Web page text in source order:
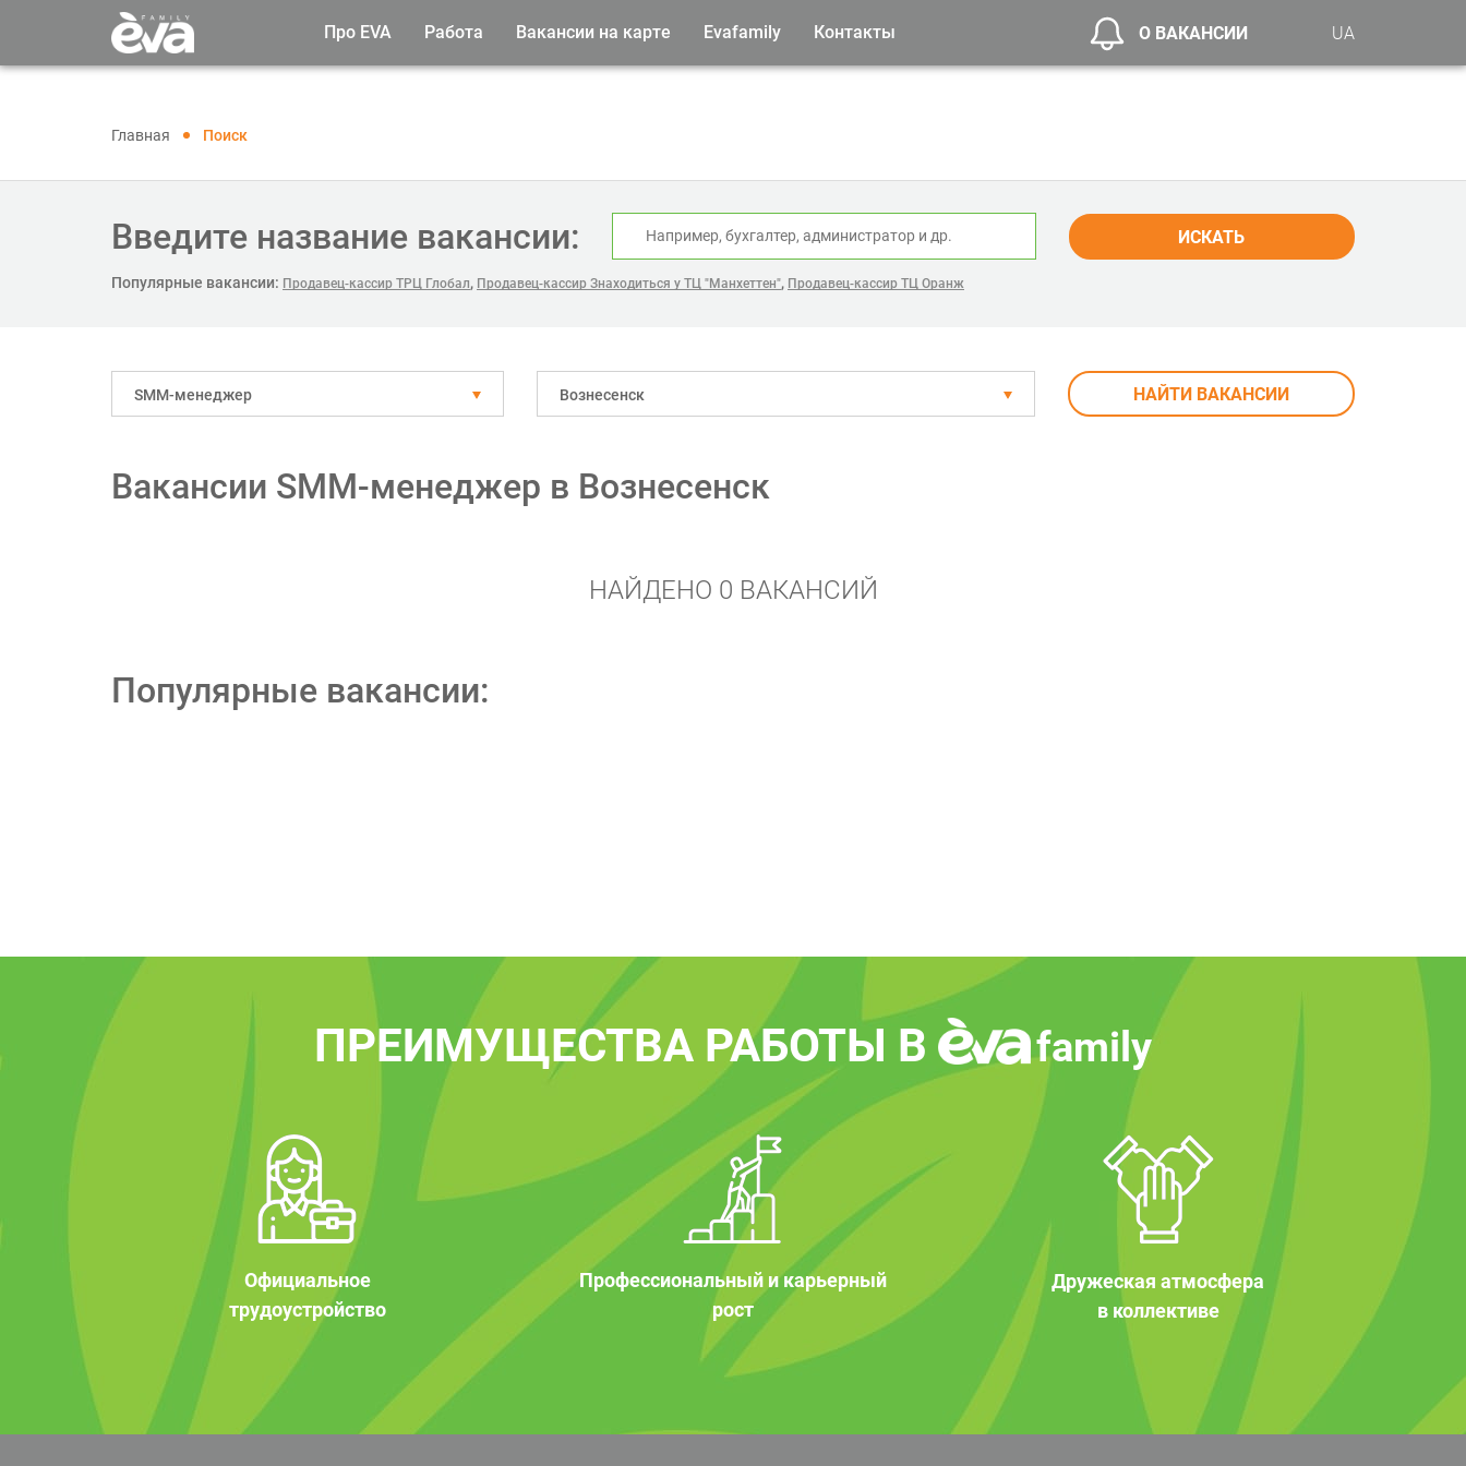
Про EVA Работа Вакансии на карте Evafamily Контакты О ВАКАНСИИ UA
Главная Поиск
Введите название вакансии: ИСКАТЬ
Популярные вакансии: Продавец-кассир ТРЦ Глобал, Продавец-кассир Знаходиться у ТЦ "Манхеттен", Продавец-кассир ТЦ Оранж
SMM-менеджер Вознесенск НАЙТИ ВАКАНСИИ
Вакансии SMM-менеджер в Вознесенск
НАЙДЕНО 0 ВАКАНСИЙ
Популярные вакансии:
ПРЕИМУЩЕСТВА РАБОТЫ В family
Официальное
трудоустройство
Профессиональный и карьерный
рост
Дружеская атмосфера
в коллективе